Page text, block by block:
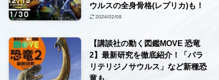
ウルスの全身骨格(レプリカ)も！
2024/02/09
【講談社の動く図鑑MOVE 恐竜
2】最新研究を徹底紹介！「パラ
リテリジノサウルス」など新種恐